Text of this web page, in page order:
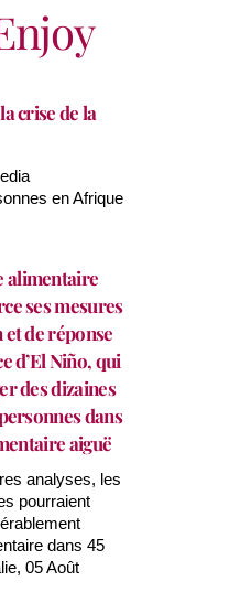
crise de la
en Afrique
alimentaire
ses mesures
de réponse
d’El Niño, qui
des dizaines
dans
aiguë
analyses, les
pourraient
dans 45
05 Août